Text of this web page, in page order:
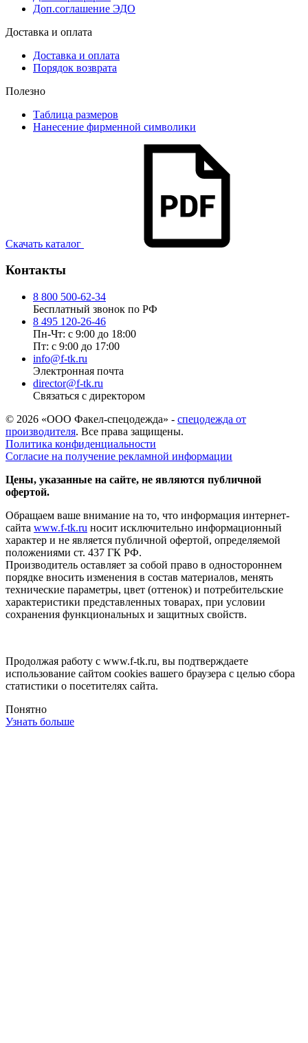
Доп.соглашение ЭДО
Доставка и оплата
Доставка и оплата
Порядок возврата
Полезно
Таблица размеров
Нанесение фирменной символики
Скачать каталог
Контакты
8 800 500-62-34
Бесплатный звонок по РФ
8 495 120-26-46
Пн-Чт: с 9:00 до 18:00
Пт: с 9:00 до 17:00
info@f-tk.ru
Электронная почта
director@f-tk.ru
Связаться с директором
© 2026 «ООО Факел-спецодежда» - спецодежда от
производителя. Все права защищены.
Политика конфиденциальности
Согласие на получение рекламной информации
Цены, указанные на сайте, не являются публичной
офертой.
Обращаем ваше внимание на то, что информация интернет-
сайта www.f-tk.ru носит исключительно информационный
характер и не является публичной офертой, определяемой
положениями ст. 437 ГК РФ.
Производитель оставляет за собой право в одностороннем
порядке вносить изменения в состав материалов, менять
технические параметры, цвет (оттенок) и потребительские
характеристики представленных товарах, при условии
сохранения функциональных и защитных свойств.
Продолжая работу с www.f-tk.ru, вы подтверждаете
использование сайтом cookies вашего браузера с целью сбора
статистики о посетителях сайта.
Понятно
Узнать больше